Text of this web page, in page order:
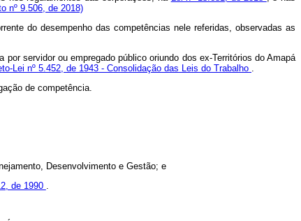
nº 9.506, de 2018)
do desempenho das competências nele referidas, observadas as
servidor ou empregado público oriundo dos ex-Territórios do Amapá
Lei nº 5.452, de 1943 - Consolidação das Leis do Trabalho .
de competência.
Desenvolvimento e Gestão; e
de 1990 .